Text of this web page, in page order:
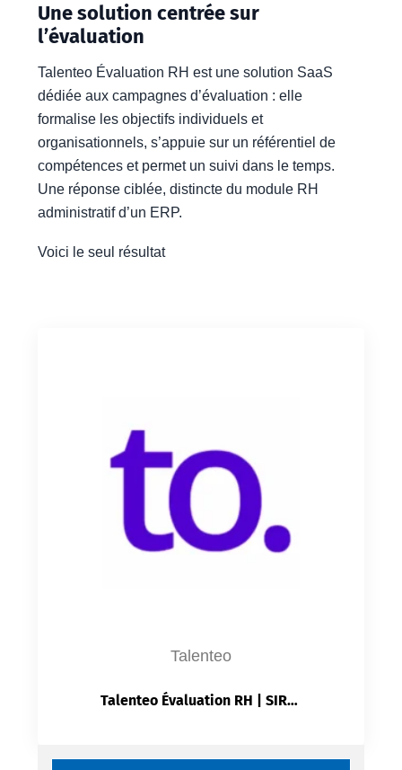
Une solution centrée sur
l’évaluation
Talenteo Évaluation RH est une solution SaaS
dédiée aux campagnes d’évaluation : elle
formalise les objectifs individuels et
organisationnels, s’appuie sur un référentiel de
compétences et permet un suivi dans le temps.
Une réponse ciblée, distincte du module RH
administratif d’un ERP.
Voici le seul résultat
Talenteo
Talenteo Évaluation RH | SIRH SaaS | Campagnes d’Évaluation | Objectifs OKR | Compétences | Reporting DRH